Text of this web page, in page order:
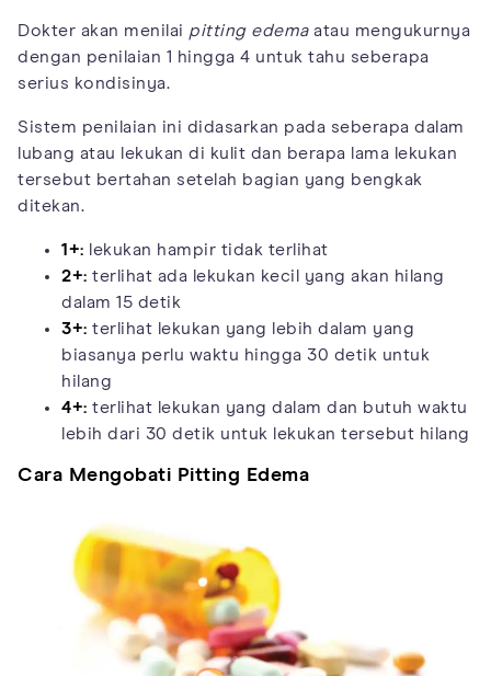
Dokter akan menilai pitting edemaatau mengukurnya
dengan penilaian 1 hingga 4 untuk tahu seberapa
serius kondisinya.
Sistem penilaian ini didasarkan pada seberapa dalam
lubang atau lekukan di kulit dan berapa lama lekukan
tersebut bertahan setelah bagian yang bengkak
ditekan.
1+: lekukan hampir tidak terlihat
2+: terlihat ada lekukan kecil yang akan hilang
dalam 15 detik
3+: terlihat lekukan yang lebih dalam yang
biasanya perlu waktu hingga 30 detik untuk
hilang
4+: terlihat lekukan yang dalam dan butuh waktu
lebih dari 30 detik untuk lekukan tersebut hilang
Cara Mengobati Pitting Edema